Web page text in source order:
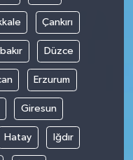
Çankırı
Düzce
Erzurum
Giresun
Hatay Iğdır